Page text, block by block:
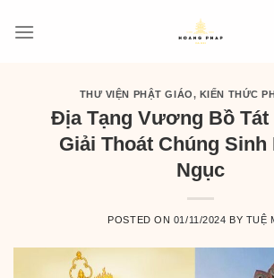
THƯ VIỆN PHẬT GIÁO, KIẾN THỨC
Địa Tạng Vương Bồ
Giải Thoát Chúng
Ngục
POSTED ON 01/11/2024 BY TUỆ